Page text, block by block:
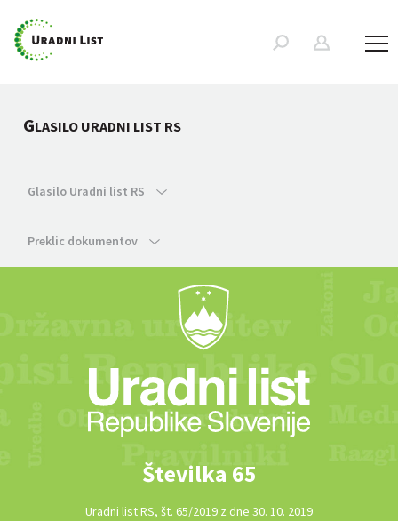
GLASILO URADNI LIST RS
Glasilo Uradni list RS
Preklic dokumentov
Številka 65
Uradni list RS, št. 65/2019 z dne 30. 10. 2019